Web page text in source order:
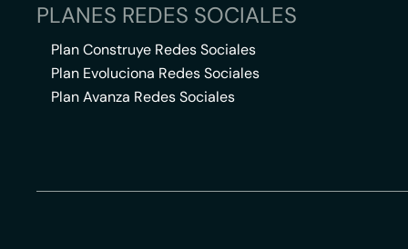
PLANES REDES SOCIALES
Plan Construye Redes Sociales
Plan Evoluciona Redes Sociales
Plan Avanza Redes Sociales